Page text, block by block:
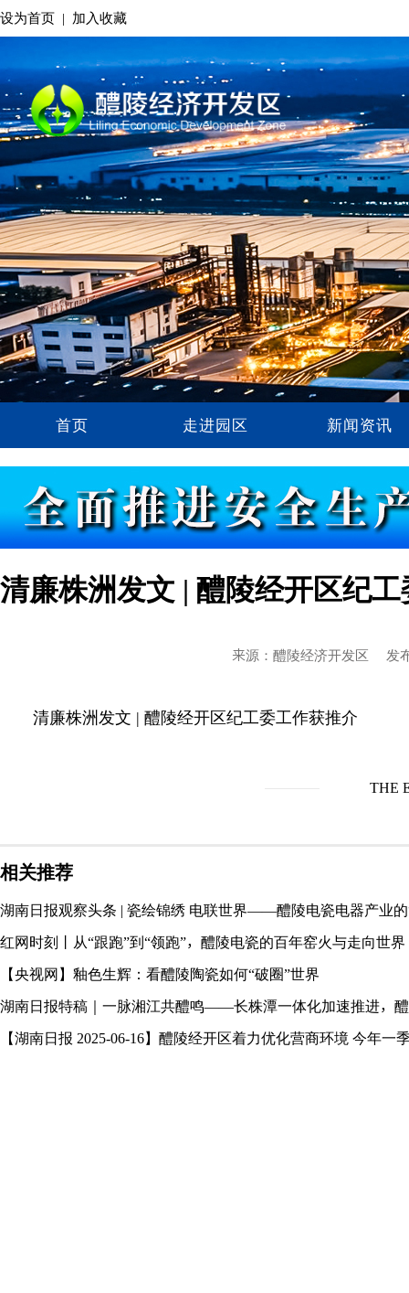
设为首页 | 加入收藏
首页 走进园区 新闻资讯
清廉株洲发文 | 醴陵经开区纪
来源：醴陵经济开发区 发
清廉株洲发文 | 醴陵经开区纪工委工作获推介
THE
相关推荐
湖南日报观察头条 | 瓷绘锦绣 电联世界——醴陵电瓷电器产业的
红网时刻丨从“跟跑”到“领跑”，醴陵电瓷的百年窑火与走向世界
【央视网】釉色生辉：看醴陵陶瓷如何“破圈”世界
湖南日报特稿｜一脉湘江共醴鸣——长株潭一体化加速推进，
【湖南日报 2025-06-16】醴陵经开区着力优化营商环境 今年一